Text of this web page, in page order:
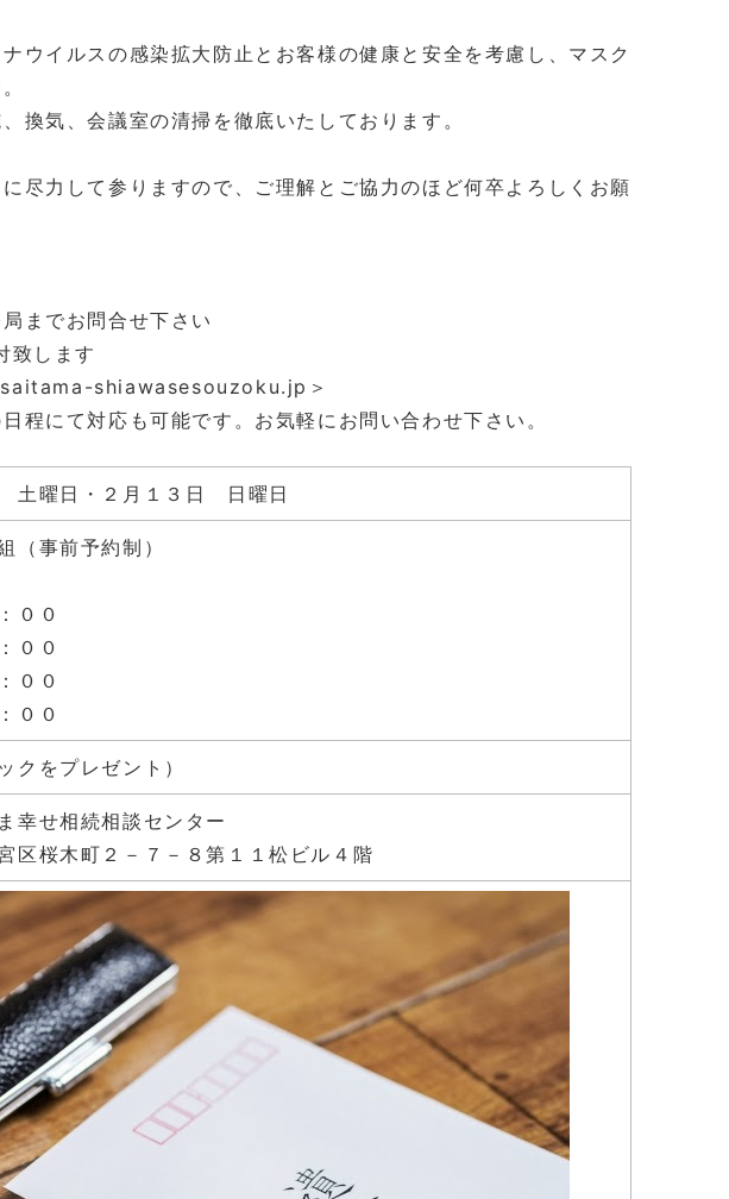
ウイルスの感染拡大防止とお客様の健康と安全を考慮し、マスク
換気、会議室の清掃を徹底いたしております。
尽力して参りますので、ご理解とご協力のほど何卒よろしくお願
局までお問合せ下さい
付致します
saitama-shiawasesouzoku.jp＞
程にて対応も可能です。お気軽にお問い合わせ下さい。
土曜日・２月１３日 日曜日
（事前予約制）
００
００
００
００
クをプレゼント）
幸せ相続相談センター
区桜木町２－７－８第１１松ビル４階